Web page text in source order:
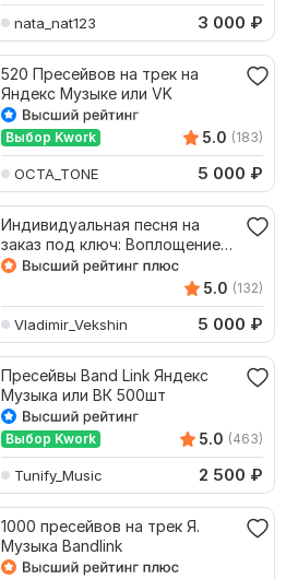
nata_nat123 3 000 ₽
520 Пресейвов на трек на
Яндекс Музыке или VK
Выбор Kwork 5.0 (183)
OCTA_TONE 5 000 ₽
Индивидуальная песня на
заказ под ключ: Воплощение
ваших идей
5.0 (132)
Vladimir_Vekshin 5 000 ₽
Пресейвы Band Link Яндекс
Музыка или ВК 500шт
Выбор Kwork 5.0 (463)
Tunify_Music 2 500 ₽
1000 пресейвов на трек Я.
Музыка Bandlink